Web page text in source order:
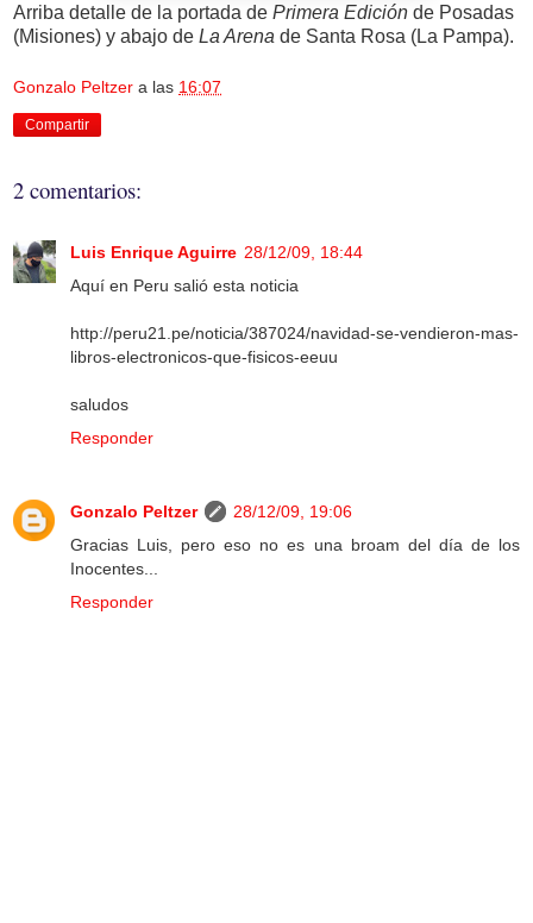
Arriba detalle de la portada de Primera Edición de Posadas
(Misiones) y abajo de La Arena de Santa Rosa (La Pampa).
Gonzalo Peltzer a las 16:07
Compartir
2 comentarios:
Luis Enrique Aguirre 28/12/09, 18:44
Aquí en Peru salió esta noticia
http://peru21.pe/noticia/387024/navidad-se-vendieron-mas-
libros-electronicos-que-fisicos-eeuu
saludos
Responder
Gonzalo Peltzer
28/12/09, 19:06
Gracias Luis, pero eso no es una broam del día de los
Inocentes...
Responder